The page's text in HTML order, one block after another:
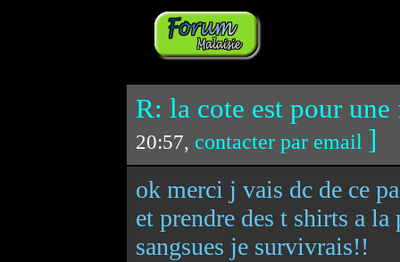
R: la cote est pour une
20:57, contacter par email ]
ok merci j vais dc de ce
et prendre des t shirts a
sangsues je survivrais!!